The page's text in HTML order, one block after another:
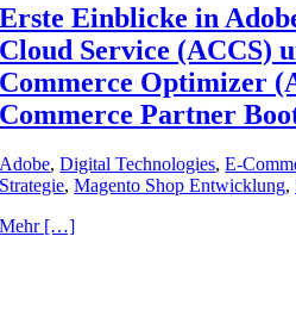
Erste Einblicke in
Cloud Service (ACCS)
Commerce Optimizer
Commerce Partner
Adobe,Digital Technologies,E-
Strategie,Magento Shop Entwicklung,
Mehr […]